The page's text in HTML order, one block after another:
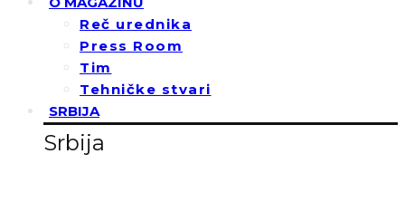
Reč urednika
Press Room
Tim
Tehničke stvari
SRBIJA
Srbija